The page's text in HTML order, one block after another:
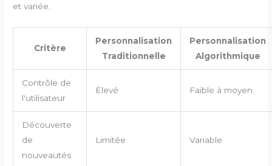
et variée.
Critère
Personnalisation
Traditionnelle
Personnalisation
Algorithmique
Contrôle de
l'utilisateur
Élevé Faible à moyen
Découverte
de
nouveautés
Limitée Variable